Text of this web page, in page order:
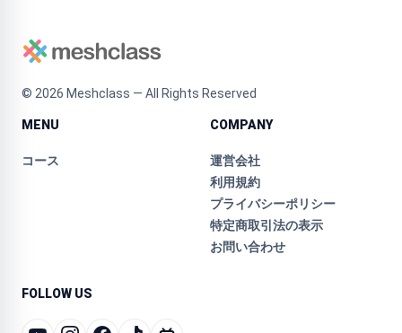
© 2026 Meshclass — All Rights Reserved
MENU
コース
COMPANY
運営会社
利用規約
プライバシーポリシー
特定商取引法の表示
お問い合わせ
FOLLOW US